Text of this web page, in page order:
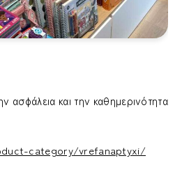
ασφάλεια και την καθημερινότητα
category/vrefanaptyxi/